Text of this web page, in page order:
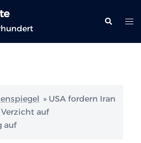
Suche
» USA fordern Iran
auf
auf